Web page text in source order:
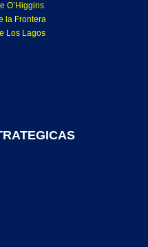
O’Higgins
la Frontera
Los Lagos